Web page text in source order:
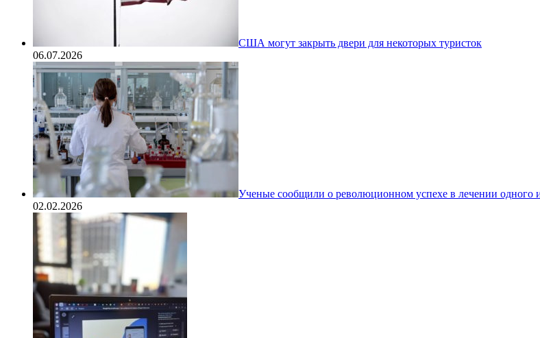
США могут закрыть двери для некоторых туристок
06.07.2026
Ученые сообщили о революционном успехе в лечении одного
02.02.2026